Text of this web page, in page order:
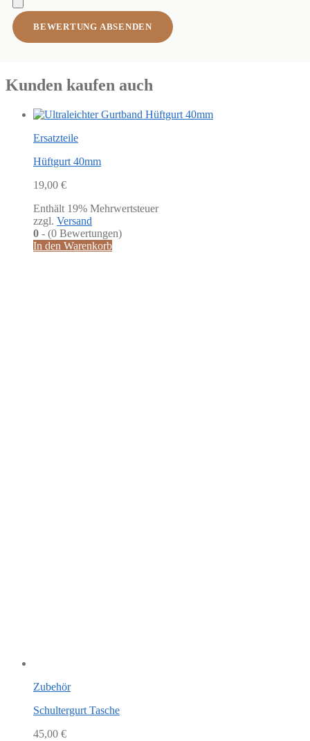
BEWERTUNG ABSENDEN
Kunden kaufen auch
Ersatzteile
Hüftgurt 40mm
19,00 €
Enthält 19% Mehrwertsteuer
zzgl. Versand
0 - (0 Bewertungen)
In den Warenkorb
Zubehör
Schultergurt Tasche
45,00 €